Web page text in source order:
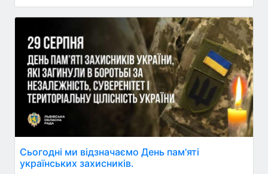
Сьогодні ми відзначаємо День пам'яті
українських захисників.